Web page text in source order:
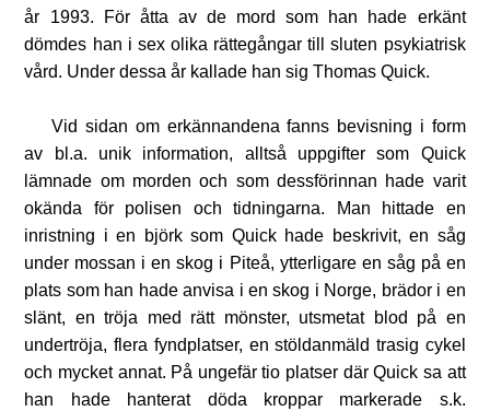
år 1993. För åtta av de mord som han hade erkänt
dömdes han i sex olika rättegångar till sluten psykiatrisk
vård. Under dessa år kallade han sig Thomas Quick.
Vid sidan om erkännandena fanns bevisning i form
av bl.a. unik information, alltså uppgifter som Quick
lämnade om morden och som dessförinnan hade varit
okända för polisen och tidningarna. Man hittade en
inristning i en björk som Quick hade beskrivit, en såg
under mossan i en skog i Piteå, ytterligare en såg på en
plats som han hade anvisa i en skog i Norge, brädor i en
slänt, en tröja med rätt mönster, utsmetat blod på en
undertröja, flera fyndplatser, en stöldanmäld trasig cykel
och mycket annat. På ungefär tio platser där Quick sa att
han hade hanterat döda kroppar markerade s.k.